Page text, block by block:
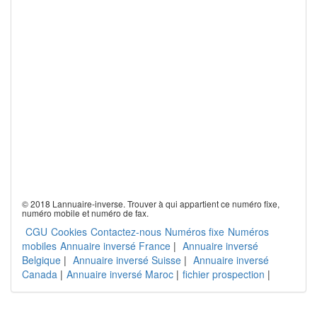
© 2018 Lannuaire-inverse. Trouver à qui appartient ce numéro fixe,
numéro mobile et numéro de fax.
CGU Cookies Contactez-nous Numéros fixe Numéros
mobiles Annuaire inversé France | Annuaire inversé
Belgique | Annuaire inversé Suisse | Annuaire inversé
Canada | Annuaire inversé Maroc | fichier prospection |